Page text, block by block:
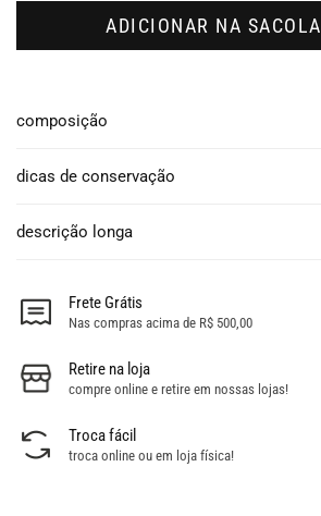
ADICIONAR NA SACOLA
composição
dicas de conservação
descrição longa
Frete Grátis
Nas compras acima de R$ 500,00
Retire na loja
compre online e retire em nossas lojas!
Troca fácil
troca online ou em loja física!